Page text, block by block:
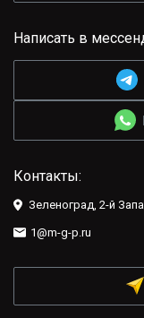
Написать в
Контакты:
Зеленоград, 2-й
1@m-g-p.ru